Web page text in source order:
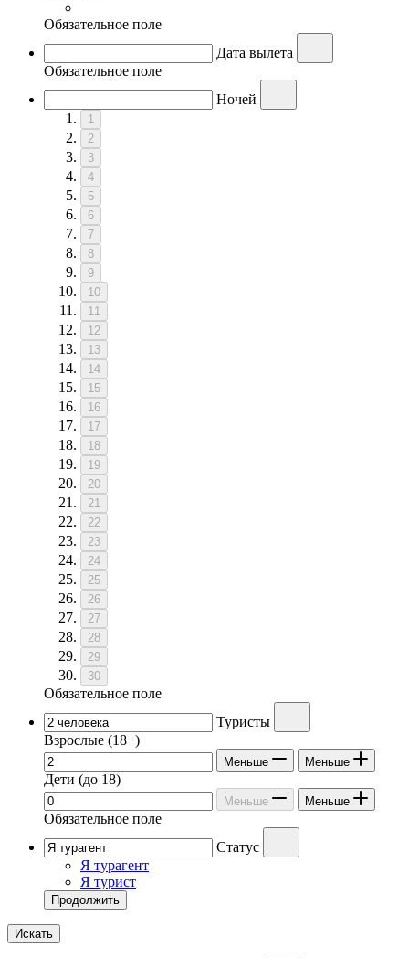
Обязательное поле
Дата вылета
Обязательное поле
Ночей
1
2
3
4
5
6
7
8
9
10
11
12
13
14
15
16
17
18
19
20
21
22
23
24
25
26
27
28
29
30
Обязательное поле
Туристы
Взрослые (18+)
Меньше Меньше
Дети (до 18)
Меньше Меньше
Обязательное поле
Статус
Я турагент
Я турист
Продолжить
Искать